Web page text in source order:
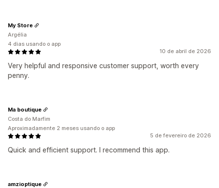
10 de abril de 2026
Very helpful and responsive customer support, worth every
penny.
My Store
Argélia
4 dias usando o app
5 de fevereiro de 2026
Quick and efficient support. I recommend this app.
Ma boutique
Costa do Marfim
Aproximadamente 2 meses usando o app
amzioptique